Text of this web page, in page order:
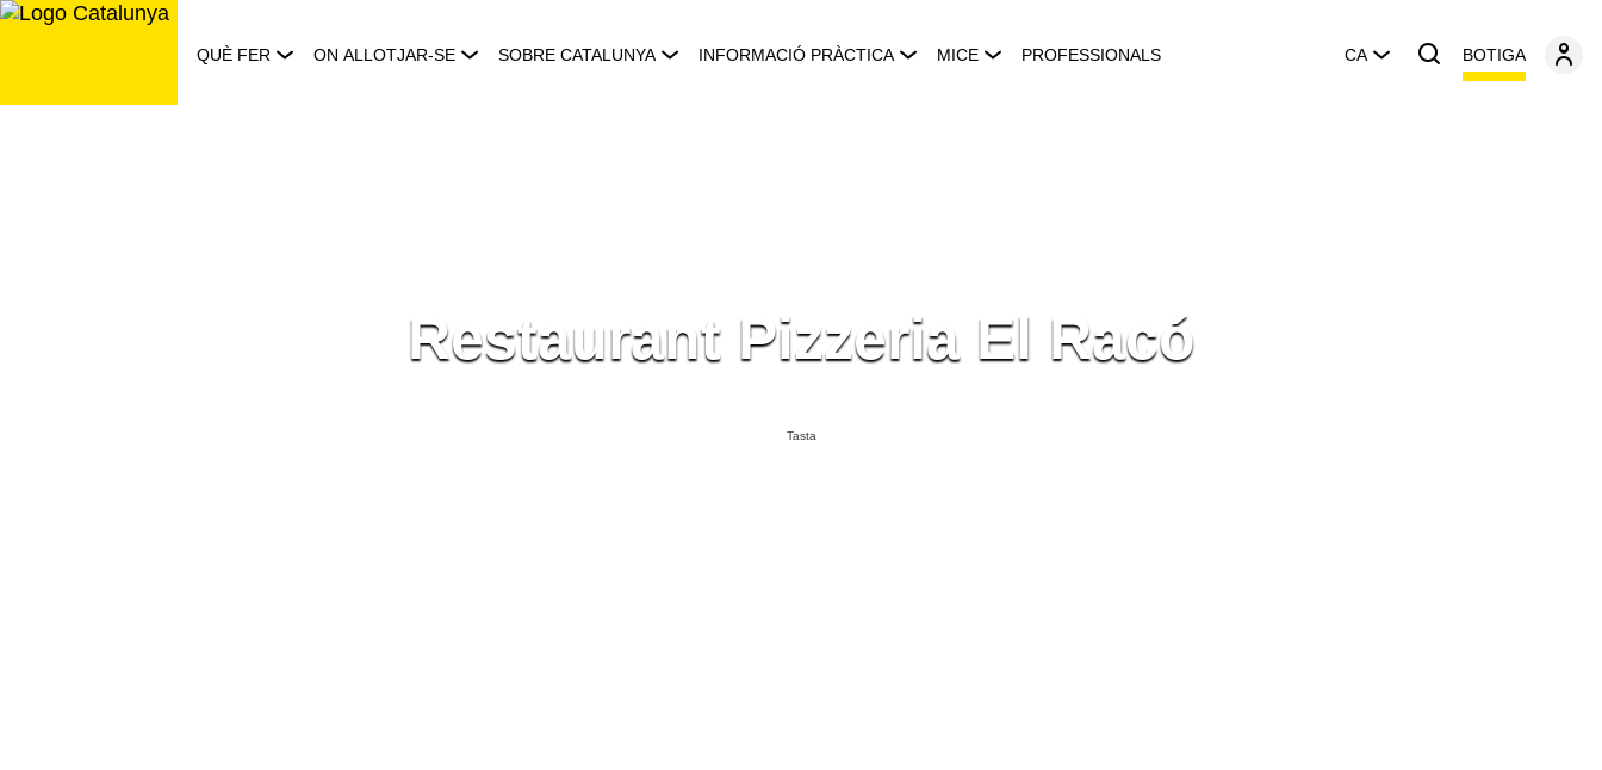
Saltar
QUÈ FER ON ALLOTJAR-SE SOBRE CATALUNYA INFORMACIÓ PRÀCTICA MICE PROFESSIONALS CA BOTIGA
Restaurant Pizzeria El Racó
Tasta